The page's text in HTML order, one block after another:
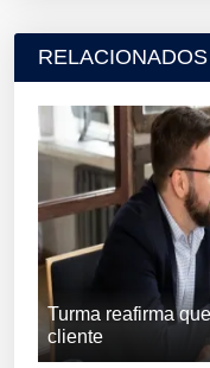
RELACIONADOS
Turma reafirma
cliente